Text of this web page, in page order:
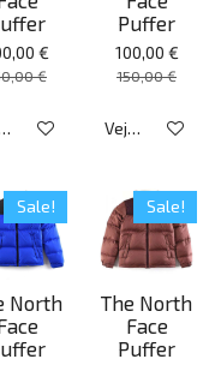
€
€
detalhes
Puffer
100,00 €
150,00 €
Veja detalhes
Sale!
North
Sale!
The North
Face
Puffer